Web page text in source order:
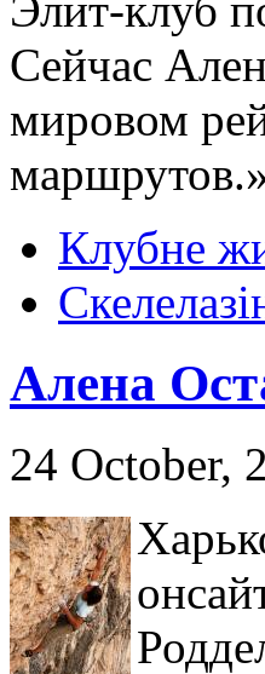
Сейчас
мировом
Клубне
Алена
24 October,